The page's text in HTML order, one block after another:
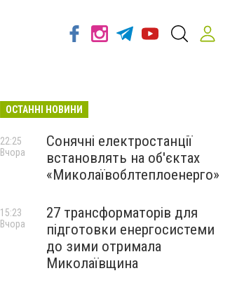
ОСТАННІ НОВИНИ
Сонячні електростанції
встановлять на об'єктах
«Миколаївоблтеплоенерго»
22:25
Вчора
27 трансформаторів для
підготовки енергосистеми
до зими отримала
Миколаївщина
15:23
Вчора